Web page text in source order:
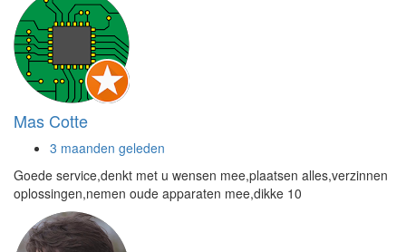
Mas Cotte
3 maanden geleden
Goede service,denkt met u wensen mee,plaatsen alles,verzinnen
oplossingen,nemen oude apparaten mee,dikke 10